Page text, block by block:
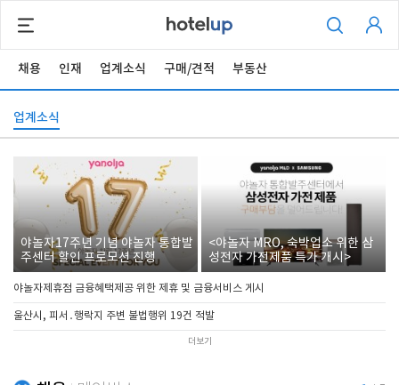
채용 인재 업계소식 구매/견적 부동산
업계소식
야놀자17주년 기념 야놀자 통합발
주센터 할인 프로모션 진행
<야놀자 MRO, 숙박업소 위한 삼
성전자 가전제품 특가 개시>
야놀자제휴점 금융혜택제공 위한 제휴 및 금융서비스 게시
울산시, 피서․행락지 주변 불법행위 19건 적발
더보기